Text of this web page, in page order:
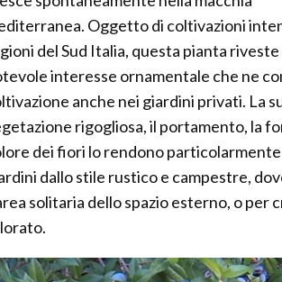
Oggetto di coltivazioni
del Sud Italia, questa pianta riveste
interesse ornamentale che ne
anche nei giardini privati. La
rigogliosa, il portamento, la
dei fiori lo rendono
dallo stile rustico e campestre,
solitaria dello spazio esterno, o per